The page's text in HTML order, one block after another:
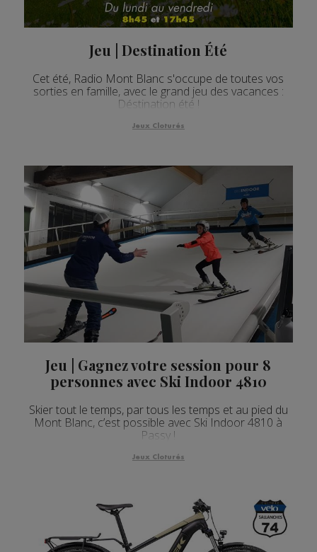
Jeu | Destination Été
Cet été, Radio Mont Blanc s'occupe de toutes vos
sorties en famille, avec le grand jeu des vacances :
Déstination été !
Jeux Cloturés
Jeu | Gagnez votre session pour 8
personnes avec Ski Indoor 4810
Skier tout le temps, par tous les temps et au pied du
Mont Blanc, c’est possible avec Ski Indoor 4810 à
Passy !
Jeux Cloturés